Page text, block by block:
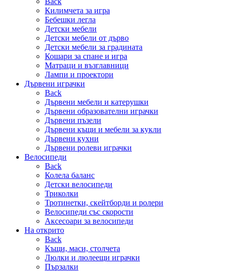
Килимчета за игра
Бебешки легла
Детски мебели
Детски мебели от дърво
Детски мебели за градината
Кошари за спане и игра
Матраци и възглавници
Лампи и проектори
Дървени играчки
Back
Дървени мебели и катерушки
Дървени образователни играчки
Дървени пъзели
Дървени къщи и мебели за кукли
Дървени кухни
Дървени ролеви играчки
Велосипеди
Back
Колела баланс
Детски велосипеди
Триколки
Тротинетки, скейтборди и ролери
Велосипеди със скорости
Аксесоари за велосипеди
На открито
Back
Къщи, маси, столчета
Люлки и люлеещи играчки
Пързалки